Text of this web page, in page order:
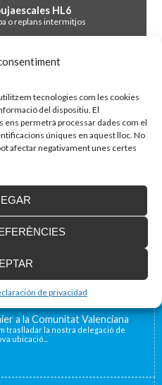
tecnologies com les cookies
del dispositiu. El
permetrà processar dades com el
úniques en aquest lloc. No
afectar negativament unes certes
de privacidad
HL6
o replans intermitjos
a la Comunitat Valenciana
traslladar la nostra delegació de
ubicació...